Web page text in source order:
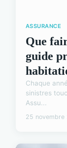
ASSURANCE
Que
guide
Chaque
sinistres
Assu...
25 novembre